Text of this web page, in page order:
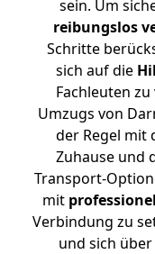
sein. Um
reibungslos
Schritte
sich auf die
Fachleuten
Umzugs von
der Regel mit
Zuhause und
Transport-
mit
Verbindung zu
und sich